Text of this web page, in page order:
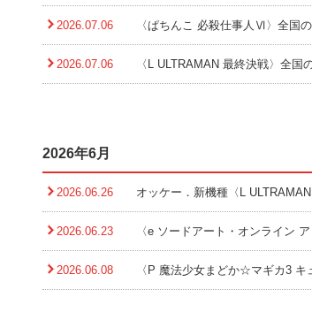
2026.07.06 〈ぱちんこ 必殺仕事人Ⅵ〉全国
2026.07.06 〈L ULTRAMAN 最終決戦〉全国
2026年6月
2026.06.26 オッケー．新機種〈L
2026.06.23 〈e ソードアート・オンライン
2026.06.08 〈P 魔法少女まどか☆マギカ3